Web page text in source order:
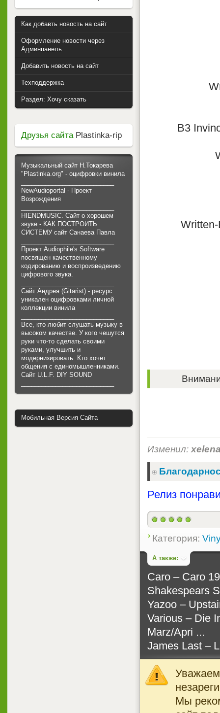
B3
Изменил:
Релиз
Категория:
А также:
Caro ‎– Caro
Shakespears
Yazoo ‎–
Various ‎– Die
Marz/Apri ...
James Last ‎–
Мы
Как добавть новость на сайт
Оформление новости через
Админпанель
Добавить новость на сайт
Техподдержка
Раздел: Хочу сказать
Друзья сайтаPlastinka-rip
Музыкальный сайт Н.Токарева
"Plastinka.org" - оцифровки винила
NewAudioportal - Проект
Возрождения
HIENDMUSIC. Сайт о хорошем
звуке - КАК ПОСТРОИТЬ
СИСТЕМУ сайт Санаева Павла
Проект Audiophile's Software
посвящен качественному
кодированию и воспроизведению
цифрового звука.
Сайт Андрея (Gitarist) - ресурс
уникален оцифровками личной
коллекции винила
Все, кто любит слушать музыку в
высоком качестве. У кого чешутся
руки что-то сделать своими
руками, улучшить и
модернизировать. Кто хочет
общения с единомышленниками.
Cайт U.L.F. DIY SOUND
Мобильная Версия Сайта